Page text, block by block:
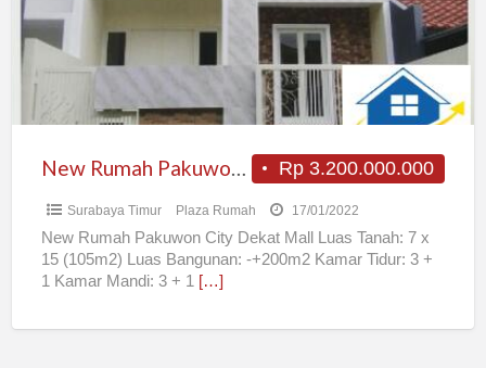
Dekat
Mall
Rp 3.200.000.000
New Rumah Pakuwon City Dekat Mall
Surabaya Timur Plaza Rumah 17/01/2022
New Rumah Pakuwon City Dekat Mall Luas Tanah: 7 x
15 (105m2) Luas Bangunan: -+200m2 Kamar Tidur: 3 +
1 Kamar Mandi: 3 + 1
[…]